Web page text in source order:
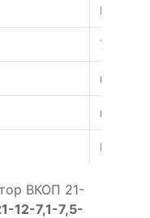
№
7.5 кВт
Россия
ВКОП 21-
12-7,1-7,5-